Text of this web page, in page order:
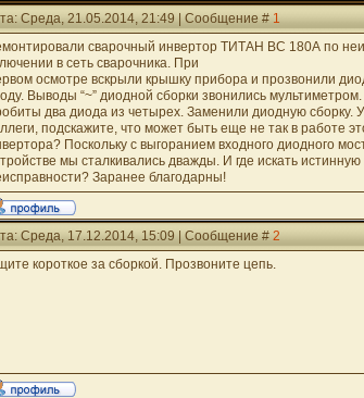
Среда, 21.05.2014, 21:49 | Сообщение #1
сварочный инвертор ТИТАН ВС 180А по
в сеть сварочника. При
осмотре вскрыли крышку прибора и прозвонили
Выводы “~” диодной сборки звонились
два диода из четырех. Заменили диодную сборку.
подскажите, что может быть еще не так в работе
Поскольку с выгоранием входного диодного
мы сталкивались дважды. И где искать истинную
Заранее благодарны!
Среда, 17.12.2014, 15:09 | Сообщение #2
короткое за сборкой. Прозвоните цепь.